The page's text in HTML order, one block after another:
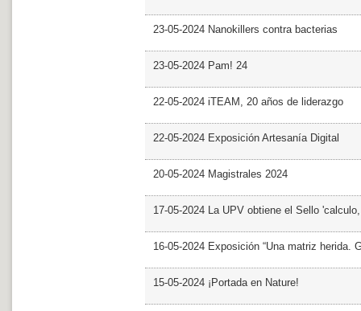
23-05-2024 Nanokillers contra bacterias
23-05-2024 Pam! 24
22-05-2024 iTEAM, 20 años de liderazgo
22-05-2024 Exposición Artesanía Digital
20-05-2024 Magistrales 2024
17-05-2024 La UPV obtiene el Sello
16-05-2024 Exposición “Una matriz herida.
15-05-2024 ¡Portada en Nature!